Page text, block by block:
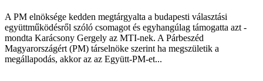
A PM elnöksége kedden megtárgyalta a budapesti választási
együttműködésről szóló csomagot és egyhangúlag támogatta azt -
mondta Karácsony Gergely az MTI-nek. A Párbeszéd
Magyarországért (PM) társelnöke szerint ha megszületik a
megállapodás, akkor az az Együtt-PM-et...